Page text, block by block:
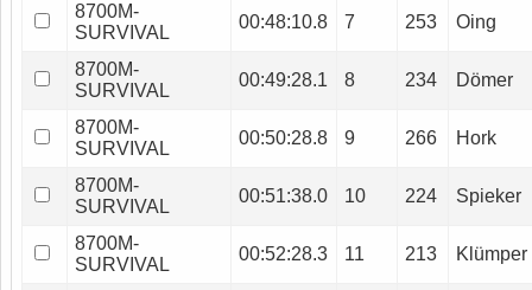
8700M-
SURVIVAL
00:48:10.8 7 253 Oing
8700M-
SURVIVAL
00:49:28.1 8 234 Dömer
8700M-
SURVIVAL
00:50:28.8 9 266 Hork
8700M-
SURVIVAL
00:51:38.0 10 224 Spieker
8700M-
SURVIVAL
00:52:28.3 11 213 Klümper